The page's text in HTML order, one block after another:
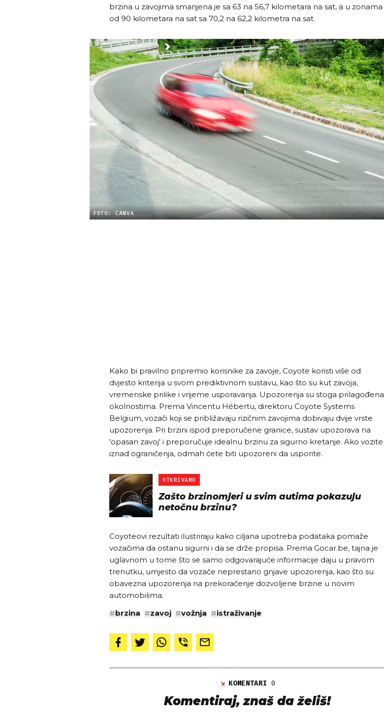
brzina u zavojima smanjena je sa 63 na 56,7 kilometara na sat, a u zonama
od 90 kilometara na sat sa 70,2 na 62,2 kilometra na sat.
FOTO: CANVA
Kako bi pravilno pripremio korisnike za zavoje, Coyote koristi više od
dvjesto kriterija u svom prediktivnom sustavu, kao što su kut zavoja,
vremenske prilike i vrijeme usporavanja. Upozorenja su stoga prilagođena
okolnostima. Prema Vincentu Hébertu, direktoru Coyote Systems
Belgium, vozači koji se približavaju rizičnim zavojima dobivaju dvije vrste
upozorenja. Pri brzini ispod preporučene granice, sustav upozorava na
'opasan zavoj' i preporučuje idealnu brzinu za sigurno kretanje. Ako vozite
iznad ograničenja, odmah ćete biti upozoreni da usporite.
OTKRIVAMO
Zašto brzinomjeri u svim autima pokazuju
netočnu brzinu?
Coyoteovi rezultati ilustriraju kako ciljana upotreba podataka pomaže
vozačima da ostanu sigurni i da se drže propisa. Prema Gocar.be, tajna je
uglavnom u tome što se samo odgovarajuće informacije daju u pravom
trenutku, umjesto da vozače neprestano gnjave upozorenja, kao što su
obavezna upozorenja na prekoračenje dozvoljene brzine u novim
automobilima.
#brzina #zavoj #vožnja #istraživanje
KOMENTARI0
Komentiraj, znaš da želiš!